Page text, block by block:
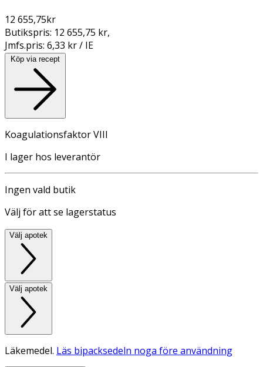
12 655,75kr
Butikspris: 12 655,75 kr,
Jmfs.pris: 6,33 kr / IE
Köp via recept
Koagulationsfaktor VIII
I lager hos leverantör
Ingen vald butik
Välj för att se lagerstatus
Välj apotek
Välj apotek
Läkemedel. Läs bipacksedeln noga före användning